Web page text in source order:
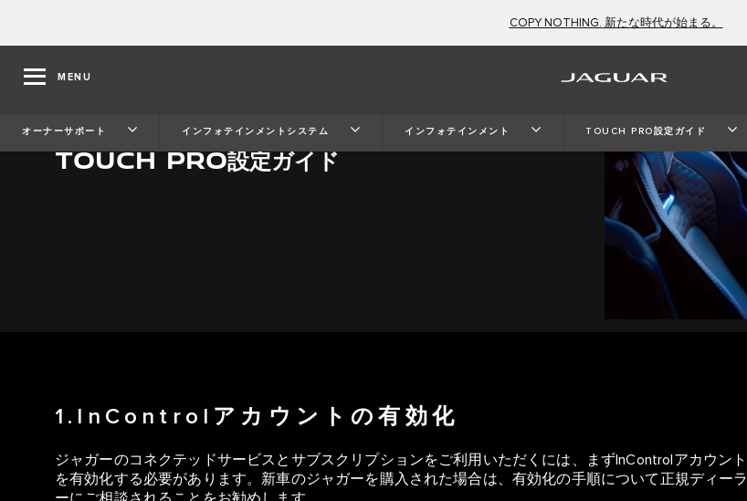
COPY NOTHING. 新たな時代が始まる。
MENU
オーナーサポート インフォテインメントシステム インフォテインメント TOUCH PRO設定ガイド
TOUCH PRO設定ガイド
1.InControlアカウントの有効化
ジャガーのコネクテッドサービスとサブスクリプションをご利用いただくには、まずInControlアカウント
を有効化する必要があります。新車のジャガーを購入された場合は、有効化の手順について正規ディーラ